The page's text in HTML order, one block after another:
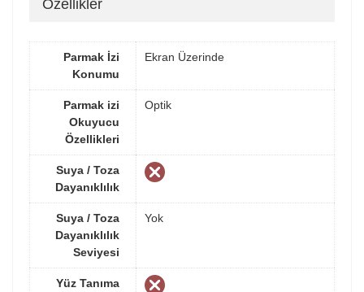
Özellikler
Parmak İzi
Konumu
Ekran Üzerinde
Parmak izi
Okuyucu
Özellikleri
Optik
Suya / Toza
Dayanıklılık
Suya / Toza
Dayanıklılık
Seviyesi
Yok
Yüz Tanıma